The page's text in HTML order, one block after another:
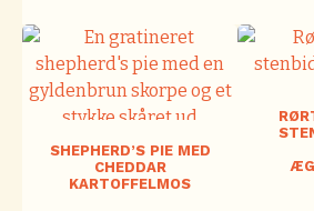
SHEPHERD’S PIE MED
CHEDDAR
KARTOFFELMOS